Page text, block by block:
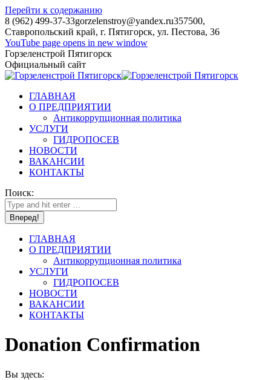
Перейти к содержанию
8 (962) 499-37-33gorzelenstroy@yandex.ru357500,
Ставропольский край, г. Пятигорск, ул. Пестова, 36
YouTube page opens in new window
Горзеленстрой Пятигорск
Официальный сайт
ГЛАВНАЯ
О ПРЕДПРИЯТИИ
Антикоррупционная политика
УСЛУГИ
ГИДРОПОСЕВ
НОВОСТИ
ВАКАНСИИ
КОНТАКТЫ
Поиск:
ГЛАВНАЯ
О ПРЕДПРИЯТИИ
Антикоррупционная политика
УСЛУГИ
ГИДРОПОСЕВ
НОВОСТИ
ВАКАНСИИ
КОНТАКТЫ
Donation Confirmation
Вы здесь: